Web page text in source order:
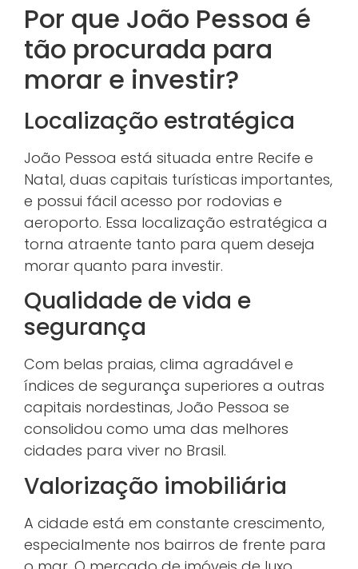
Por que João Pessoa é
tão procurada para
morar e investir?
Localização estratégica
João Pessoa está situada entre Recife e
Natal, duas capitais turísticas importantes,
e possui fácil acesso por rodovias e
aeroporto. Essa localização estratégica a
torna atraente tanto para quem deseja
morar quanto para investir.
Qualidade de vida e
segurança
Com belas praias, clima agradável e
índices de segurança superiores a outras
capitais nordestinas, João Pessoa se
consolidou como uma das melhores
cidades para viver no Brasil.
Valorização imobiliária
A cidade está em constante crescimento,
especialmente nos bairros de frente para